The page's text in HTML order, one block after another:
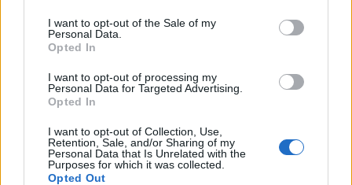
I want to opt-out of the Sale of my
Personal Data.
Opted In
I want to opt-out of processing my
Personal Data for Targeted Advertising.
Opted In
I want to opt-out of Collection, Use,
Retention, Sale, and/or Sharing of my
Personal Data that Is Unrelated with the
Purposes for which it was collected.
Opted Out
Ο Geralt επιστρέφει! Πρώτη παρουσίαση του
νέου expansion του The Witcher 3 στη
Gamescom